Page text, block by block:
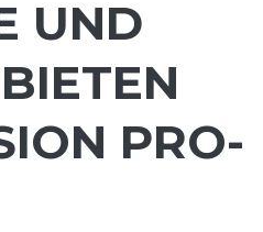
UND
PRO-